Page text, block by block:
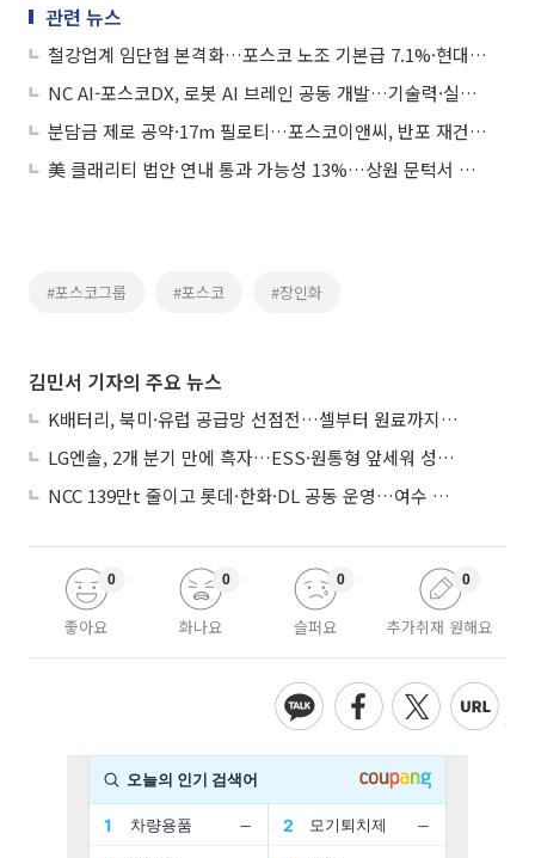
관련 뉴스
철강업계 임단협 본격화…포스코 노조 기본급 7.1%·현대제철 성과급 150%↑ 요구
NC AI-포스코DX, 로봇 AI 브레인 공동 개발…기술력·실증 체계 결합
분담금 제로 공약·17m 필로티…포스코이앤씨, 반포 재건축에 올인
美 클래리티 법안 연내 통과 가능성 13%…상원 문턱서 제동
#포스코그룹 #포스코 #장인화
김민서 기자의 주요 뉴스
K배터리, 북미·유럽 공급망 선점전…셀부터 원료까지 현지화
LG엔솔, 2개 분기 만에 흑자…ESS·원통형 앞세워 성장 가속
NCC 139만t 줄이고 롯데·한화·DL 공동 운영…여수 1호 본궤도
좋아요
0
화나요
0
슬퍼요
0
추가취재 원해요
0